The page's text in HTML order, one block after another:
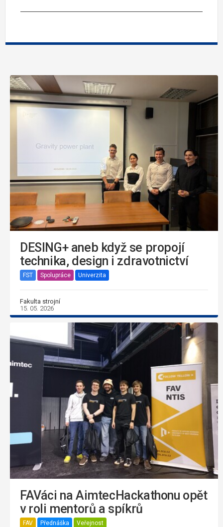
DESING+ aneb když se propojí
technika, design i zdravotnictví
FST Spolupráce Univerzita
Fakulta strojní
15. 05. 2026
FAVáci na AimtecHackathonu opět
v roli mentorů a spíkrů
FAV Přednáška Veřejnost